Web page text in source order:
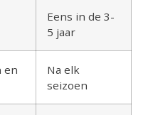
Eens in de 3-
5 jaar
en
Na elk
seizoen